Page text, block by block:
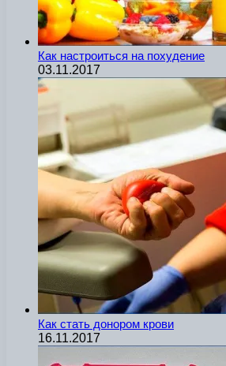
Как настроиться на похудение
03.11.2017
Как стать донором крови
16.11.2017